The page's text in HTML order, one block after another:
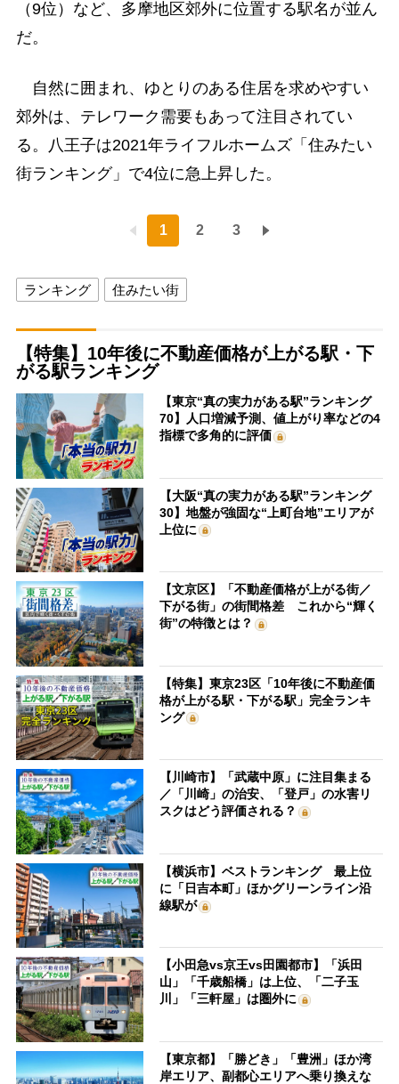
（9位）など、多摩地区郊外に位置する駅名が並ん
だ。
自然に囲まれ、ゆとりのある住居を求めやすい
郊外は、テレワーク需要もあって注目されてい
る。八王子は2021年ライフルホームズ「住みたい
街ランキング」で4位に急上昇した。
1 2 3
ランキング 住みたい街
【特集】10年後に不動産価格が上がる駅・下
がる駅ランキング
【東京“真の実力がある駅”ランキング
70】人口増減予測、値上がり率などの4
指標で多角的に評価
【大阪“真の実力がある駅”ランキング
30】地盤が強固な“上町台地”エリアが
上位に
【文京区】「不動産価格が上がる街／
下がる街」の街間格差 これから“輝く
街”の特徴とは？
【特集】東京23区「10年後に不動産価
格が上がる駅・下がる駅」完全ランキ
ング
【川崎市】「武蔵中原」に注目集まる
／「川崎」の治安、「登戸」の水害リ
スクはどう評価される？
【横浜市】ベストランキング 最上位
に「日吉本町」ほかグリーンライン沿
線駅が
【小田急vs京王vs田園都市】「浜田
山」「千歳船橋」は上位、「二子玉
川」「三軒屋」は圏外に
【東京都】「勝どき」「豊洲」ほか湾
岸エリア、副都心エリアへ乗り換えな